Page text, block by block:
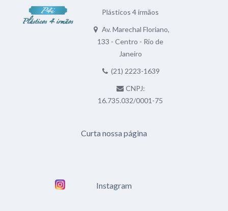
Plásticos 4 irmãos
Av. Marechal Floriano,
133 - Centro - Rio de
Janeiro
(21) 2223-1639
CNPJ:
16.735.032/0001-75
Curta nossa página
Instagram